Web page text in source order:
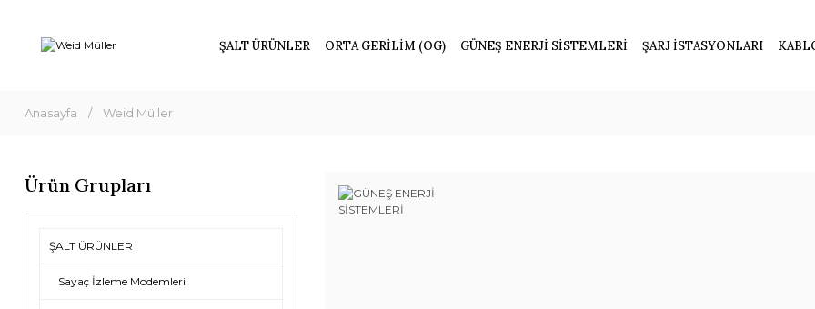
ŞALT ÜRÜNLER ORTA GERİLİM (OG) GÜNEŞ ENERJİ SİSTEMLERİ ŞARJ İSTASYONLARI
Anasayfa Weid Müller
Ürün Grupları
ŞALT ÜRÜNLER
Sayaç İzleme Modemleri